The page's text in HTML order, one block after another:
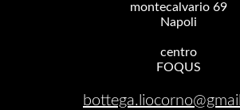
montecalvario 69
Napoli
centro
FOQUS